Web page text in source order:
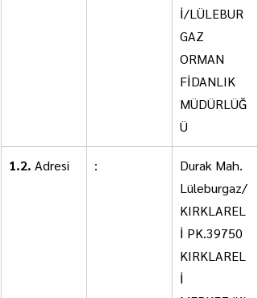
İ/LÜLEBUR
GAZ
ORMAN
FİDANLIK
MÜDÜRLÜĞ
Ü
1.2. Adresi :
Durak Mah.
Lüleburgaz/
KIRKLAREL
İ PK.39750
KIRKLAREL
İ